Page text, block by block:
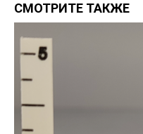
СМОТРИТЕ ТАКЖЕ